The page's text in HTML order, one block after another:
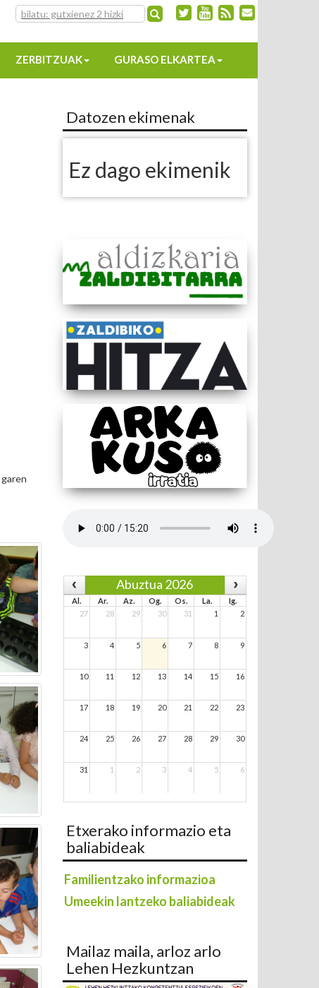
ZERBITZUAK GURASO ELKARTEA
Datozen ekimenak
Ez dago ekimenik
Abuztua 2026
Al. Ar. Az. Og. Os. La.
Ig.
27
28 29 30 31 1 2
3 4 5 6 7 8 9
10 11 12 13 14 15 16
17 18 19 20 21 22 23
24 25 26 27 28 29 30
31 1 2 3 4 5 6
Etxerako informazio eta
baliabideak
Familientzako informazioa
Umeekin lantzeko baliabideak
Mailaz maila, arloz arlo
Lehen Hezkuntzan